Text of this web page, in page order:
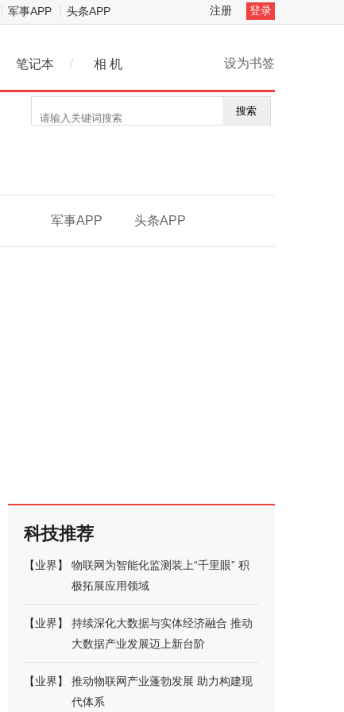
军事APP 头条APP 注册 登录
设为书签
笔记本 / 相 机
搜索
军事APP 头条APP
科技推荐
【业界】
物联网为智能化监测装上“千里眼” 积
极拓展应用领域
【业界】
持续深化大数据与实体经济融合 推动
大数据产业发展迈上新台阶
【业界】
推动物联网产业蓬勃发展 助力构建现
代体系